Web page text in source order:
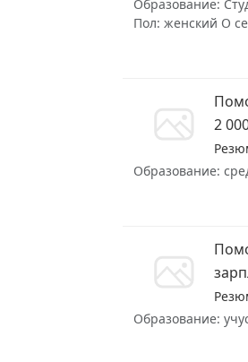
Образование:
Пол: женский О
2
Образование:
Образование: